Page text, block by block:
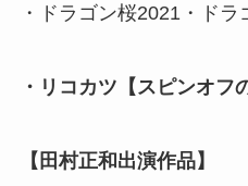
・ドラゴン桜2021・ドラ
・リコカツ【スピンオフ
【田村正和出演作品】